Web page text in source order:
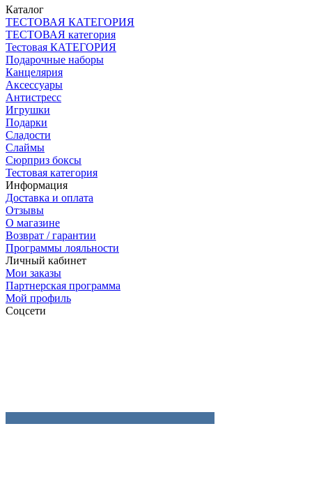
Каталог
ТЕСТОВАЯ КАТЕГОРИЯ
ТЕСТОВАЯ категория
Тестовая КАТЕГОРИЯ
Подарочные наборы
Канцелярия
Аксессуары
Антистресс
Игрушки
Подарки
Сладости
Слаймы
Сюрприз боксы
Тестовая категория
Информация
Доставка и оплата
Отзывы
О магазине
Возврат / гарантии
Программы лояльности
Личный кабинет
Мои заказы
Партнерская программа
Мой профиль
Соцсети